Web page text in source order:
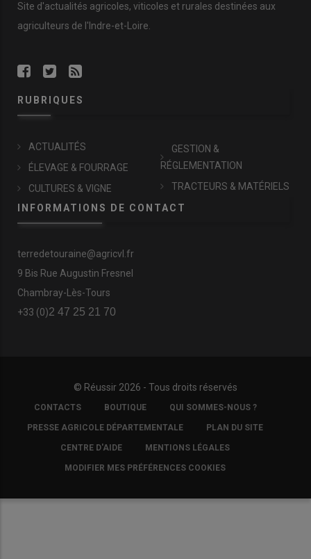
Site d'actualités agricoles, viticoles et rurales destinées aux
agriculteurs de l'Indre-et-Loire.
RUBRIQUES
ACTUALITÉS
ÉLEVAGE & FOURRAGE
CULTURES & VIGNE
GESTION &
RÉGLEMENTATION
TRACTEURS & MATÉRIELS
INFORMATIONS DE CONTACT
terredetouraine@agricvl.fr
9 Bis Rue Augustin Fresnel
Chambray-Lès-Tours
+33 (0)2 47 25 21 70
© Réussir 2026 - Tous droits réservés
FOOTER
COPYRIGHT
CONTACTS BOUTIQUE QUI SOMMES-NOUS ?
PRESSE AGRICOLE DÉPARTEMENTALE PLAN DU SITE
CENTRE D'AIDE MENTIONS LÉGALES
MODIFIER MES PRÉFÉRENCES COOKIES